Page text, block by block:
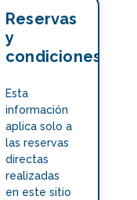
Reservas
y
condiciones
Esta
información
aplica solo a
las reservas
directas
realizadas
en este sitio